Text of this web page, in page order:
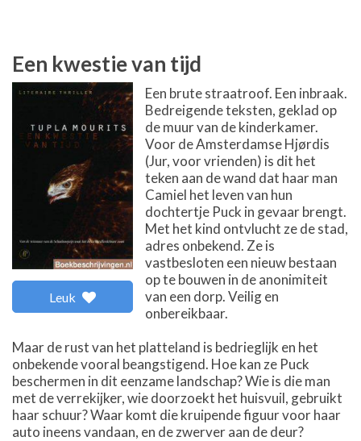
Een kwestie van tijd
Leuk
Een brute straatroof. Een inbraak.
Bedreigende teksten, geklad op
de muur van de kinderkamer.
Voor de Amsterdamse Hjørdis
(Jur, voor vrienden) is dit het
teken aan de wand dat haar man
Camiel het leven van hun
dochtertje Puck in gevaar brengt.
Met het kind ontvlucht ze de stad,
adres onbekend. Ze is
vastbesloten een nieuw bestaan
op te bouwen in de anonimiteit
van een dorp. Veilig en
onbereikbaar.
Maar de rust van het platteland is bedrieglijk en het
onbekende vooral beangstigend. Hoe kan ze Puck
beschermen in dit eenzame landschap? Wie is die man
met de verrekijker, wie doorzoekt het huisvuil, gebruikt
haar schuur? Waar komt die kruipende figuur voor haar
auto ineens vandaan, en de zwerver aan de deur?